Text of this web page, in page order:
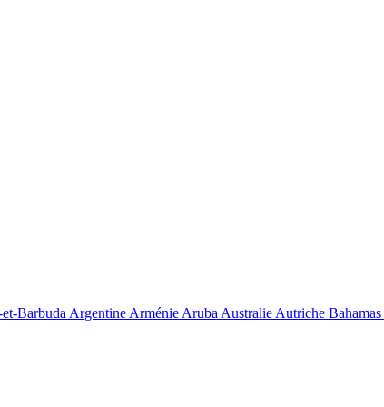
Barbuda Argentine Arménie Aruba Australie Autriche Bahamas